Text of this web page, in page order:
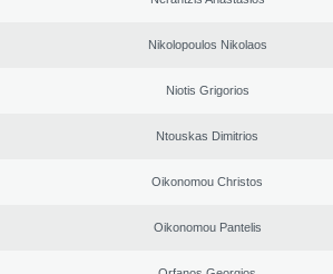
Nikolopoulos Nikolaos
Niotis Grigorios
Ntouskas Dimitrios
Oikonomou Christos
Oikonomou Pantelis